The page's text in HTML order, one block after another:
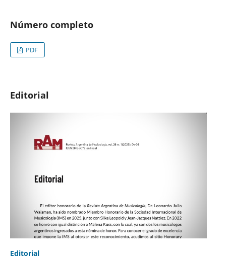
Número completo
PDF
Editorial
Editorial